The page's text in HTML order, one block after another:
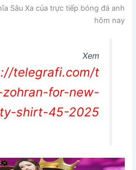
Sâu Xa của trực tiếp bóng đá anh
hôm nay
Xem
telegrafi.com/t
for-new-
shirt-45-2025/